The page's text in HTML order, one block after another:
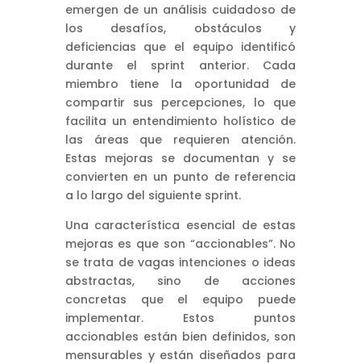
emergen de un análisis cuidadoso de
los desafíos, obstáculos y
deficiencias que el equipo identificó
durante el sprint anterior. Cada
miembro tiene la oportunidad de
compartir sus percepciones, lo que
facilita un entendimiento holístico de
las áreas que requieren atención.
Estas mejoras se documentan y se
convierten en un punto de referencia
a lo largo del siguiente sprint.
Una característica esencial de estas
mejoras es que son “accionables”. No
se trata de vagas intenciones o ideas
abstractas, sino de acciones
concretas que el equipo puede
implementar. Estos puntos
accionables están bien definidos, son
mensurables y están diseñados para